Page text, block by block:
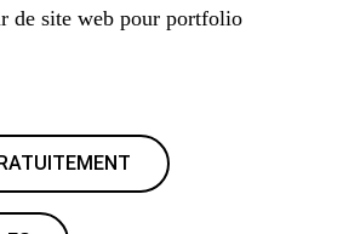
de site web pour portfolio